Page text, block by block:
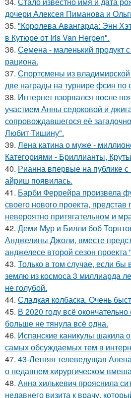
дочери Алексея Пиманова и
35. "Королева Авангарда: Энн
в Кутюре от Iris Van Herpen".
36. Семена - маленький продукт
рациона.
37. Спортсмены из
две награды на турнире фсин по
38. Интернет взорвался после
участием Анны седоковой и
сопровождавшегося её
Любит Тишину".
39. Лена катина о муже -
Категориями - Бриллианты,
40. Рианна впервые на публике
айриш появилась.
41. Барби Феррейра произвела
своего нового проекта,
невероятно притягательном и
42. Деми Мур и Билли боб
Анджелины Джоли, вместе
анджелесе второй сезон
43. Только в том случае, если бы
землю из космоса 3 миллиарда
не голубой.
44. Сладкая колбаска. Очень
45. В 2020 году всё
больше не тянула всё одна.
46. Испанские каникулы шакила
самых обсуждаемых тем в
47. 43-Летняя телеведущая
о недавнем хирургическом
48. Анна хилькевич прояснила
недавнего визита к врачу,